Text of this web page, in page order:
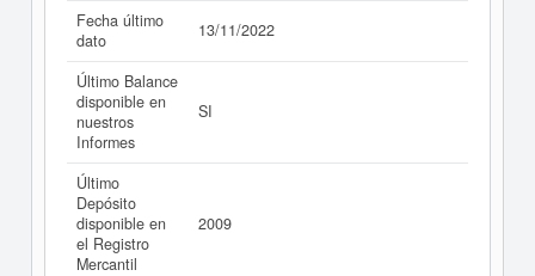
Fecha último
dato
13/11/2022
Último Balance
disponible en
nuestros
Informes
SI
Último
Depósito
disponible en
el Registro
Mercantil
2009